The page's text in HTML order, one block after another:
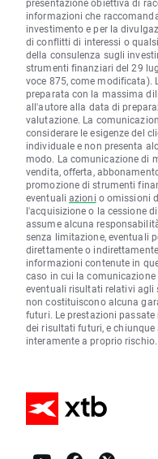
presentazione obiettiva di
informazioni che
investimento e per la
di conflitti di interessi o
della consulenza sugli
strumenti finanziari del 29
voce 875, come modificata).
preparata con la massima
all'autore alla data di
valutazione. La
considerare le esigenze del
individuale e non presenta
modo. La comunicazione di
vendita, offerta,
promozione di strumenti
eventuali azioni o omissioni
l'acquisizione o la cessione
assume alcuna
senza limitazione, eventuali
direttamente o
informazioni contenute in
caso in cui la
eventuali risultati relativi
non costituiscono alcuna
futuri. Le prestazioni
dei risultati futuri, e
interamente a proprio rischio.